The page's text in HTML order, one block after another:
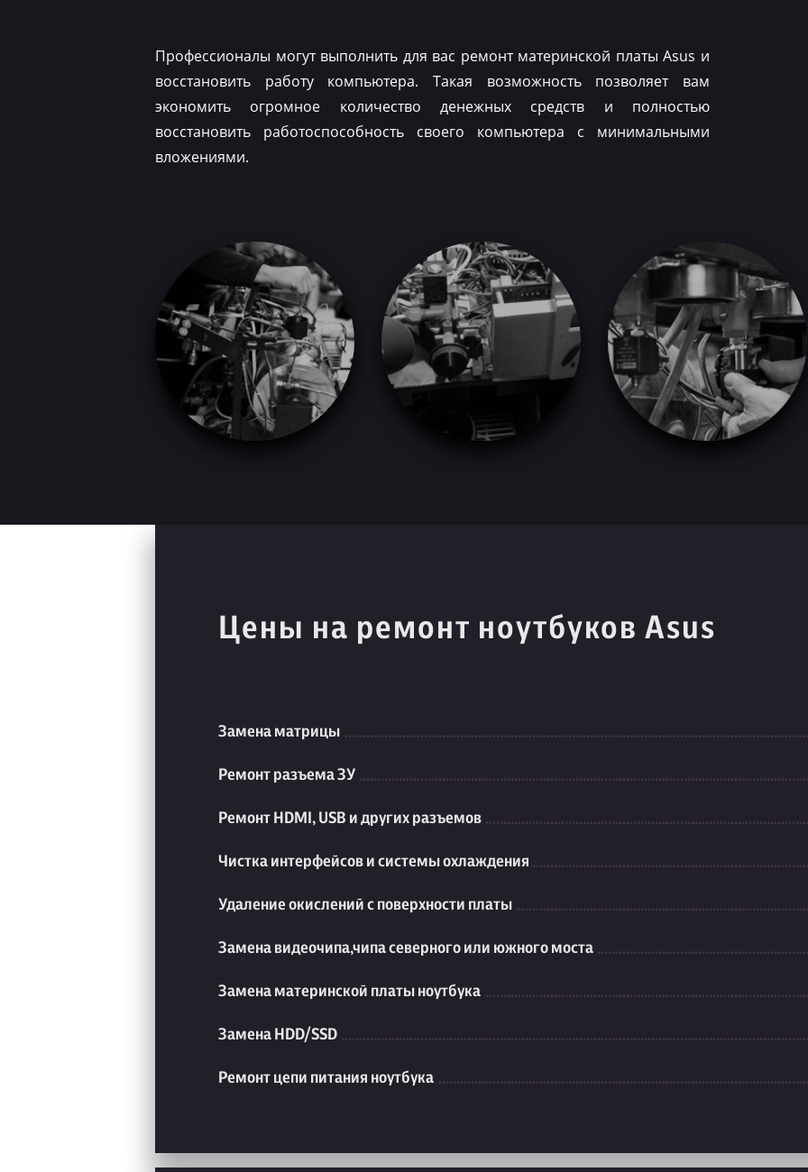
Профессионалы могут выполнить для вас ремонт материнской платы Asus и
восстановить работу компьютера. Такая возможность позволяет вам
экономить огромное количество денежных средств и полностью
восстановить работоспособность своего компьютера с минимальными
вложениями.
Цены на ремонт ноутбуков Asus
Замена матрицы
Ремонт разъема ЗУ
Ремонт HDMI, USB и других разъемов
Чистка интерфейсов и системы охлаждения
Удаление окислений с поверхности платы
Замена видеочипа,чипа северного или южного моста
Замена материнской платы ноутбука
Замена HDD/SSD
Ремонт цепи питания ноутбука